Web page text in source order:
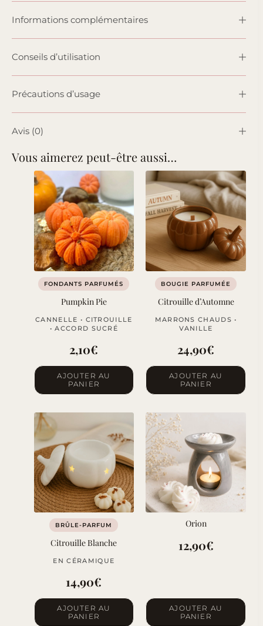
Informations complémentaires
Conseils d’utilisation
Précautions d’usage
Avis (0)
Vous aimerez peut-être aussi…
FONDANTS PARFUMÉS
Pumpkin Pie
CANNELLE • CITROUILLE
• ACCORD SUCRÉ
2,10€
AJOUTER AU
PANIER
BOUGIE PARFUMÉE
Citrouille d’Automne
MARRONS CHAUDS •
VANILLE
24,90€
AJOUTER AU
PANIER
BRÛLE-PARFUM
Citrouille Blanche
EN CÉRAMIQUE
14,90€
AJOUTER AU
PANIER
Orion
12,90€
AJOUTER AU
PANIER